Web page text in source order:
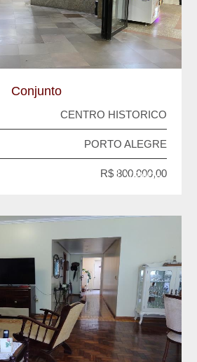
Conjunto
CENTRO HISTORICO
PORTO ALEGRE
R$ 800.000,00
VENDA